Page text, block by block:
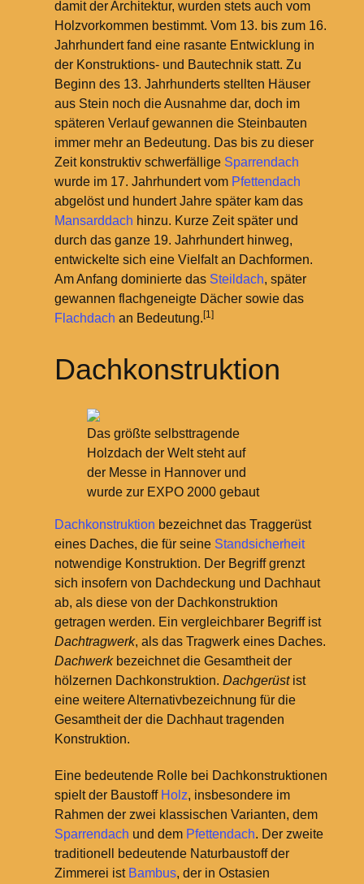
damit der Architektur, wurden stets auch vom
Holzvorkommen bestimmt. Vom 13. bis zum 16.
Jahrhundert fand eine rasante Entwicklung in
der Konstruktions- und Bautechnik statt. Zu
Beginn des 13. Jahrhunderts stellten Häuser
aus Stein noch die Ausnahme dar, doch im
späteren Verlauf gewannen die Steinbauten
immer mehr an Bedeutung. Das bis zu dieser
Zeit konstruktiv schwerfällige Sparrendach
wurde im 17. Jahrhundert vom Pfettendach
abgelöst und hundert Jahre später kam das
Mansarddach hinzu. Kurze Zeit später und
durch das ganze 19. Jahrhundert hinweg,
entwickelte sich eine Vielfalt an Dachformen.
Am Anfang dominierte das Steildach, später
gewannen flachgeneigte Dächer sowie das
Flachdach an Bedeutung. [1]
Dachkonstruktion
Das größte selbsttragende
Holzdach der Welt steht auf
der Messe in Hannover und
wurde zur EXPO 2000 gebaut
Dachkonstruktion bezeichnet das Traggerüst
eines Daches, die für seine Standsicherheit
notwendige Konstruktion. Der Begriff grenzt
sich insofern von Dachdeckung und Dachhaut
ab, als diese von der Dachkonstruktion
getragen werden. Ein vergleichbarer Begriff ist
Dachtragwerk, als das Tragwerk eines Daches.
Dachwerkbezeichnet die Gesamtheit der
hölzernen Dachkonstruktion. Dachgerüstist
eine weitere Alternativbezeichnung für die
Gesamtheit der die Dachhaut tragenden
Konstruktion.
Eine bedeutende Rolle bei Dachkonstruktionen
spielt der Baustoff Holz, insbesondere im
Rahmen der zwei klassischen Varianten, dem
Sparrendach und dem Pfettendach. Der zweite
traditionell bedeutende Naturbaustoff der
Zimmerei ist Bambus, der in Ostasien